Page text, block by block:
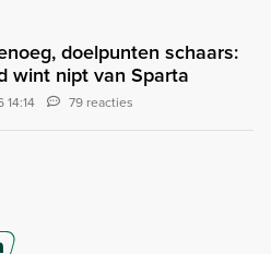
doelpunten schaars:
wint nipt van Sparta
14:14 79 reacties